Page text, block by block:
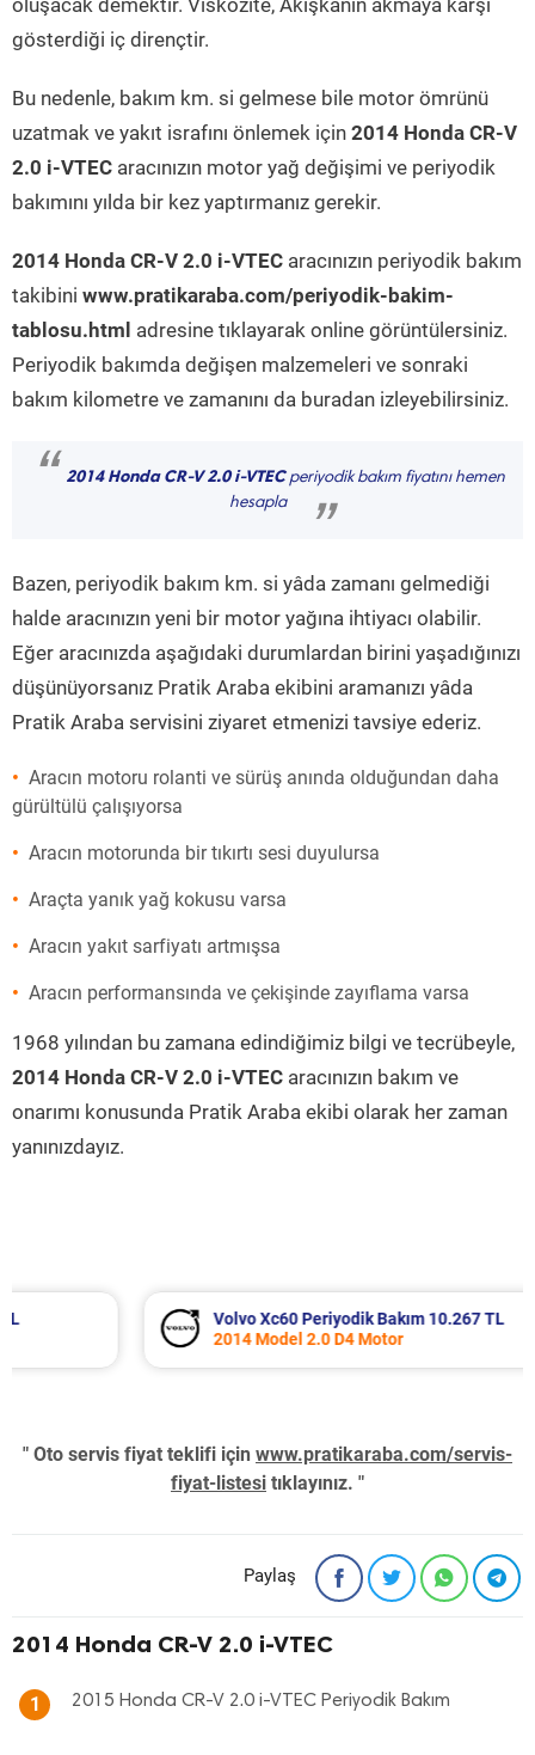
oluşacak demektir. Viskozite, Akışkanın akmaya karşı
gösterdiği iç dirençtir.
Bu nedenle, bakım km. si gelmese bile motor ömrünü
uzatmak ve yakıt israfını önlemek için 2014 Honda CR-V
2.0 i-VTEC aracınızın motor yağ değişimi ve periyodik
bakımını yılda bir kez yaptırmanız gerekir.
2014 Honda CR-V 2.0 i-VTEC aracınızın periyodik bakım
takibini www.pratikaraba.com/periyodik-bakim-
tablosu.html adresine tıklayarak online görüntülersiniz.
Periyodik bakımda değişen malzemeleri ve sonraki
bakım kilometre ve zamanını da buradan izleyebilirsiniz.
“ 2014 Honda CR-V 2.0 i-VTECperiyodik bakım fiyatını hemen
hesapla
”
Bazen, periyodik bakım km. si yâda zamanı gelmediği
halde aracınızın yeni bir motor yağına ihtiyacı olabilir.
Eğer aracınızda aşağıdaki durumlardan birini yaşadığınızı
düşünüyorsanız Pratik Araba ekibini aramanızı yâda
Pratik Araba servisini ziyaret etmenizi tavsiye ederiz.
Aracın motoru rolanti ve sürüş anında olduğundan daha
gürültülü çalışıyorsa
Aracın motorunda bir tıkırtı sesi duyulursa
Araçta yanık yağ kokusu varsa
Aracın yakıt sarfiyatı artmışsa
Aracın performansında ve çekişinde zayıflama varsa
1968 yılından bu zamana edindiğimiz bilgi ve tecrübeyle,
2014 Honda CR-V 2.0 i-VTEC aracınızın bakım ve
onarımı konusunda Pratik Araba ekibi olarak her zaman
yanınızdayız.
Volvo Xc60 Periyodik Bakım 10.267 TL
2014 Model 2.0 D4 Motor
" Oto servis fiyat teklifi için www.pratikaraba.com/servis-
fiyat-listesi tıklayınız. "
Paylaş
2014 Honda CR-V 2.0 i-VTEC
1 2015 Honda CR-V 2.0 i-VTEC Periyodik Bakım